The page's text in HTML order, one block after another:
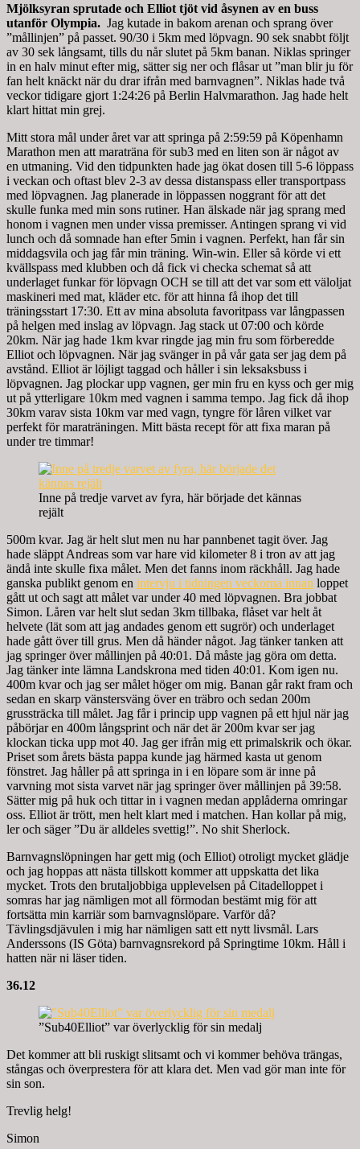
Mjölksyran sprutade och Elliot tjöt vid åsynen av en buss
utanför Olympia. Jag kutade in bakom arenan och sprang över
”mållinjen” på passet. 90/30 i 5km med löpvagn. 90 sek snabbt följt
av 30 sek långsamt, tills du når slutet på 5km banan. Niklas springer
in en halv minut efter mig, sätter sig ner och flåsar ut ”man blir ju för
fan helt knäckt när du drar ifrån med barnvagnen”. Niklas hade två
veckor tidigare gjort 1:24:26 på Berlin Halvmarathon. Jag hade helt
klart hittat min grej.
Mitt stora mål under året var att springa på 2:59:59 på Köpenhamn
Marathon men att maraträna för sub3 med en liten son är något av
en utmaning. Vid den tidpunkten hade jag ökat dosen till 5-6 löppass
i veckan och oftast blev 2-3 av dessa distanspass eller transportpass
med löpvagnen. Jag planerade in löppassen noggrant för att det
skulle funka med min sons rutiner. Han älskade när jag sprang med
honom i vagnen men under vissa premisser. Antingen sprang vi vid
lunch och då somnade han efter 5min i vagnen. Perfekt, han får sin
middagsvila och jag får min träning. Win-win. Eller så körde vi ett
kvällspass med klubben och då fick vi checka schemat så att
underlaget funkar för löpvagn OCH se till att det var som ett väloljat
maskineri med mat, kläder etc. för att hinna få ihop det till
träningsstart 17:30. Ett av mina absoluta favoritpass var långpassen
på helgen med inslag av löpvagn. Jag stack ut 07:00 och körde
20km. När jag hade 1km kvar ringde jag min fru som förberedde
Elliot och löpvagnen. När jag svänger in på vår gata ser jag dem på
avstånd. Elliot är löjligt taggad och håller i sin leksaksbuss i
löpvagnen. Jag plockar upp vagnen, ger min fru en kyss och ger mig
ut på ytterligare 10km med vagnen i samma tempo. Jag fick då ihop
30km varav sista 10km var med vagn, tyngre för låren vilket var
perfekt för maraträningen. Mitt bästa recept för att fixa maran på
under tre timmar!
Inne på tredje varvet av fyra, här började det kännas
rejält
500m kvar. Jag är helt slut men nu har pannbenet tagit över. Jag
hade släppt Andreas som var hare vid kilometer 8 i tron av att jag
ändå inte skulle fixa målet. Men det fanns inom räckhåll. Jag hade
ganska publikt genom en intervju i tidningen veckorna innan loppet
gått ut och sagt att målet var under 40 med löpvagnen. Bra jobbat
Simon. Låren var helt slut sedan 3km tillbaka, flåset var helt åt
helvete (lät som att jag andades genom ett sugrör) och underlaget
hade gått över till grus. Men då händer något. Jag tänker tanken att
jag springer över mållinjen på 40:01. Då måste jag göra om detta.
Jag tänker inte lämna Landskrona med tiden 40:01. Kom igen nu.
400m kvar och jag ser målet höger om mig. Banan går rakt fram och
sedan en skarp vänstersväng över en träbro och sedan 200m
grussträcka till målet. Jag får i princip upp vagnen på ett hjul när jag
påbörjar en 400m långsprint och när det är 200m kvar ser jag
klockan ticka upp mot 40. Jag ger ifrån mig ett primalskrik och ökar.
Priset som årets bästa pappa kunde jag härmed kasta ut genom
fönstret. Jag håller på att springa in i en löpare som är inne på
varvning mot sista varvet när jag springer över mållinjen på 39:58.
Sätter mig på huk och tittar in i vagnen medan applåderna omringar
oss. Elliot är trött, men helt klart med i matchen. Han kollar på mig,
ler och säger ”Du är alldeles svettig!”. No shit Sherlock.
Barnvagnslöpningen har gett mig (och Elliot) otroligt mycket glädje
och jag hoppas att nästa tillskott kommer att uppskatta det lika
mycket. Trots den brutaljobbiga upplevelsen på Citadelloppet i
somras har jag nämligen mot all förmodan bestämt mig för att
fortsätta min karriär som barnvagnslöpare. Varför då?
Tävlingsdjävulen i mig har nämligen satt ett nytt livsmål. Lars
Anderssons (IS Göta) barnvagnsrekord på Springtime 10km. Håll i
hatten när ni läser tiden.
36.12
”Sub40Elliot” var överlycklig för sin medalj
Det kommer att bli ruskigt slitsamt och vi kommer behöva trängas,
stångas och överprestera för att klara det. Men vad gör man inte för
sin son.
Trevlig helg!
Simon